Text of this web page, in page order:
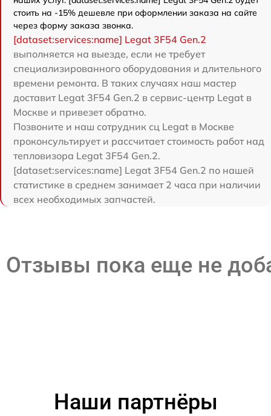
стоить на -15% дешевле при оформлении заказа на сайте
через форму заказа звонка.
[dataset:services:name] Legat 3F54 Gen.2
выполняется на выезде, если не требует
специализированного оборудования и длительного
времени ремонта. В таких случаях наш мастер
доставит Legat 3F54 Gen.2 в сервис-центр Legat в
Москве и привезет обратно.
Позвоните и наш сотрудник сц Legat в Москве
проконсультирует и рассчитает стоимость работ над
тепловизора Legat 3F54 Gen.2.
[dataset:services:name] Legat 3F54 Gen.2 по нашей
статистике в среднем занимает 2 часа при наличии
всех необходимых запчастей.
Отзывы пока еще не
Наши партнёры